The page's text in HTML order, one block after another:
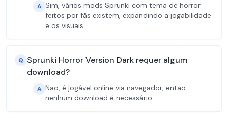
A Sim, vários mods Sprunki com tema de horror
feitos por fãs existem, expandindo a jogabilidade
e os visuais.
Q Sprunki Horror Version Dark requer algum
download?
A Não, é jogável online via navegador, então
nenhum download é necessário.